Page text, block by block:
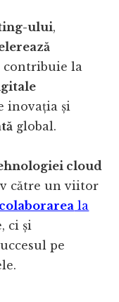
ului,
contribuie la
inovația și
global.
cloud
către un viitor
colaborarea la
ci și
pe